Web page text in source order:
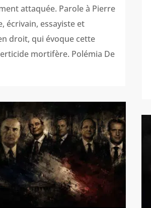
attaquée. Parole à Pierre
écrivain, essayiste et
droit, qui évoque cette
mortifère. Polémia De